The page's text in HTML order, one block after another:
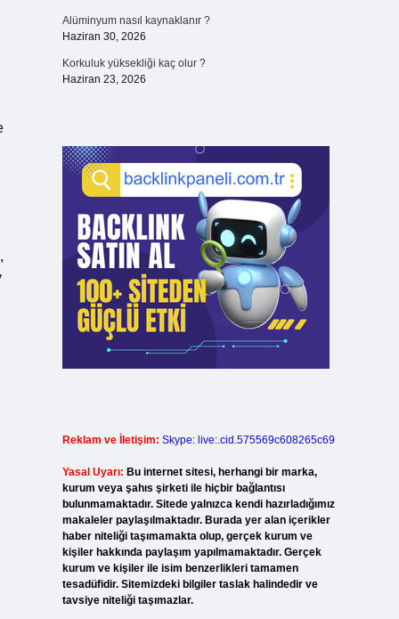
Alüminyum nasıl kaynaklanır ?
Haziran 30, 2026
Korkuluk yüksekliği kaç olur ?
Haziran 23, 2026
Reklam ve İletişim: Skype: live:.cid.575569c608265c69
Yasal Uyarı: Bu internet sitesi, herhangi bir marka,
kurum veya şahıs şirketi ile hiçbir bağlantısı
bulunmamaktadır. Sitede yalnızca kendi hazırladığımız
makaleler paylaşılmaktadır. Burada yer alan içerikler
haber niteliği taşımamakta olup, gerçek kurum ve
kişiler hakkında paylaşım yapılmamaktadır. Gerçek
kurum ve kişiler ile isim benzerlikleri tamamen
tesadüfidir. Sitemizdeki bilgiler taslak halindedir ve
tavsiye niteliği taşımazlar.